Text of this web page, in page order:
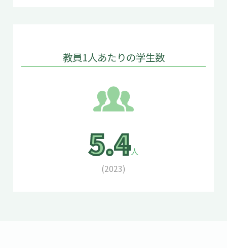
教員1人あたりの学生数
5.4人
(2023)